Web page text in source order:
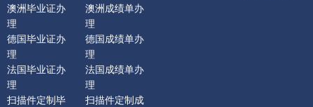
澳洲毕业证办
理
德国毕业证办
理
法国毕业证办
理
扫描件定制毕
澳洲成绩单办
理
德国成绩单办
理
法国成绩单办
理
扫描件定制成